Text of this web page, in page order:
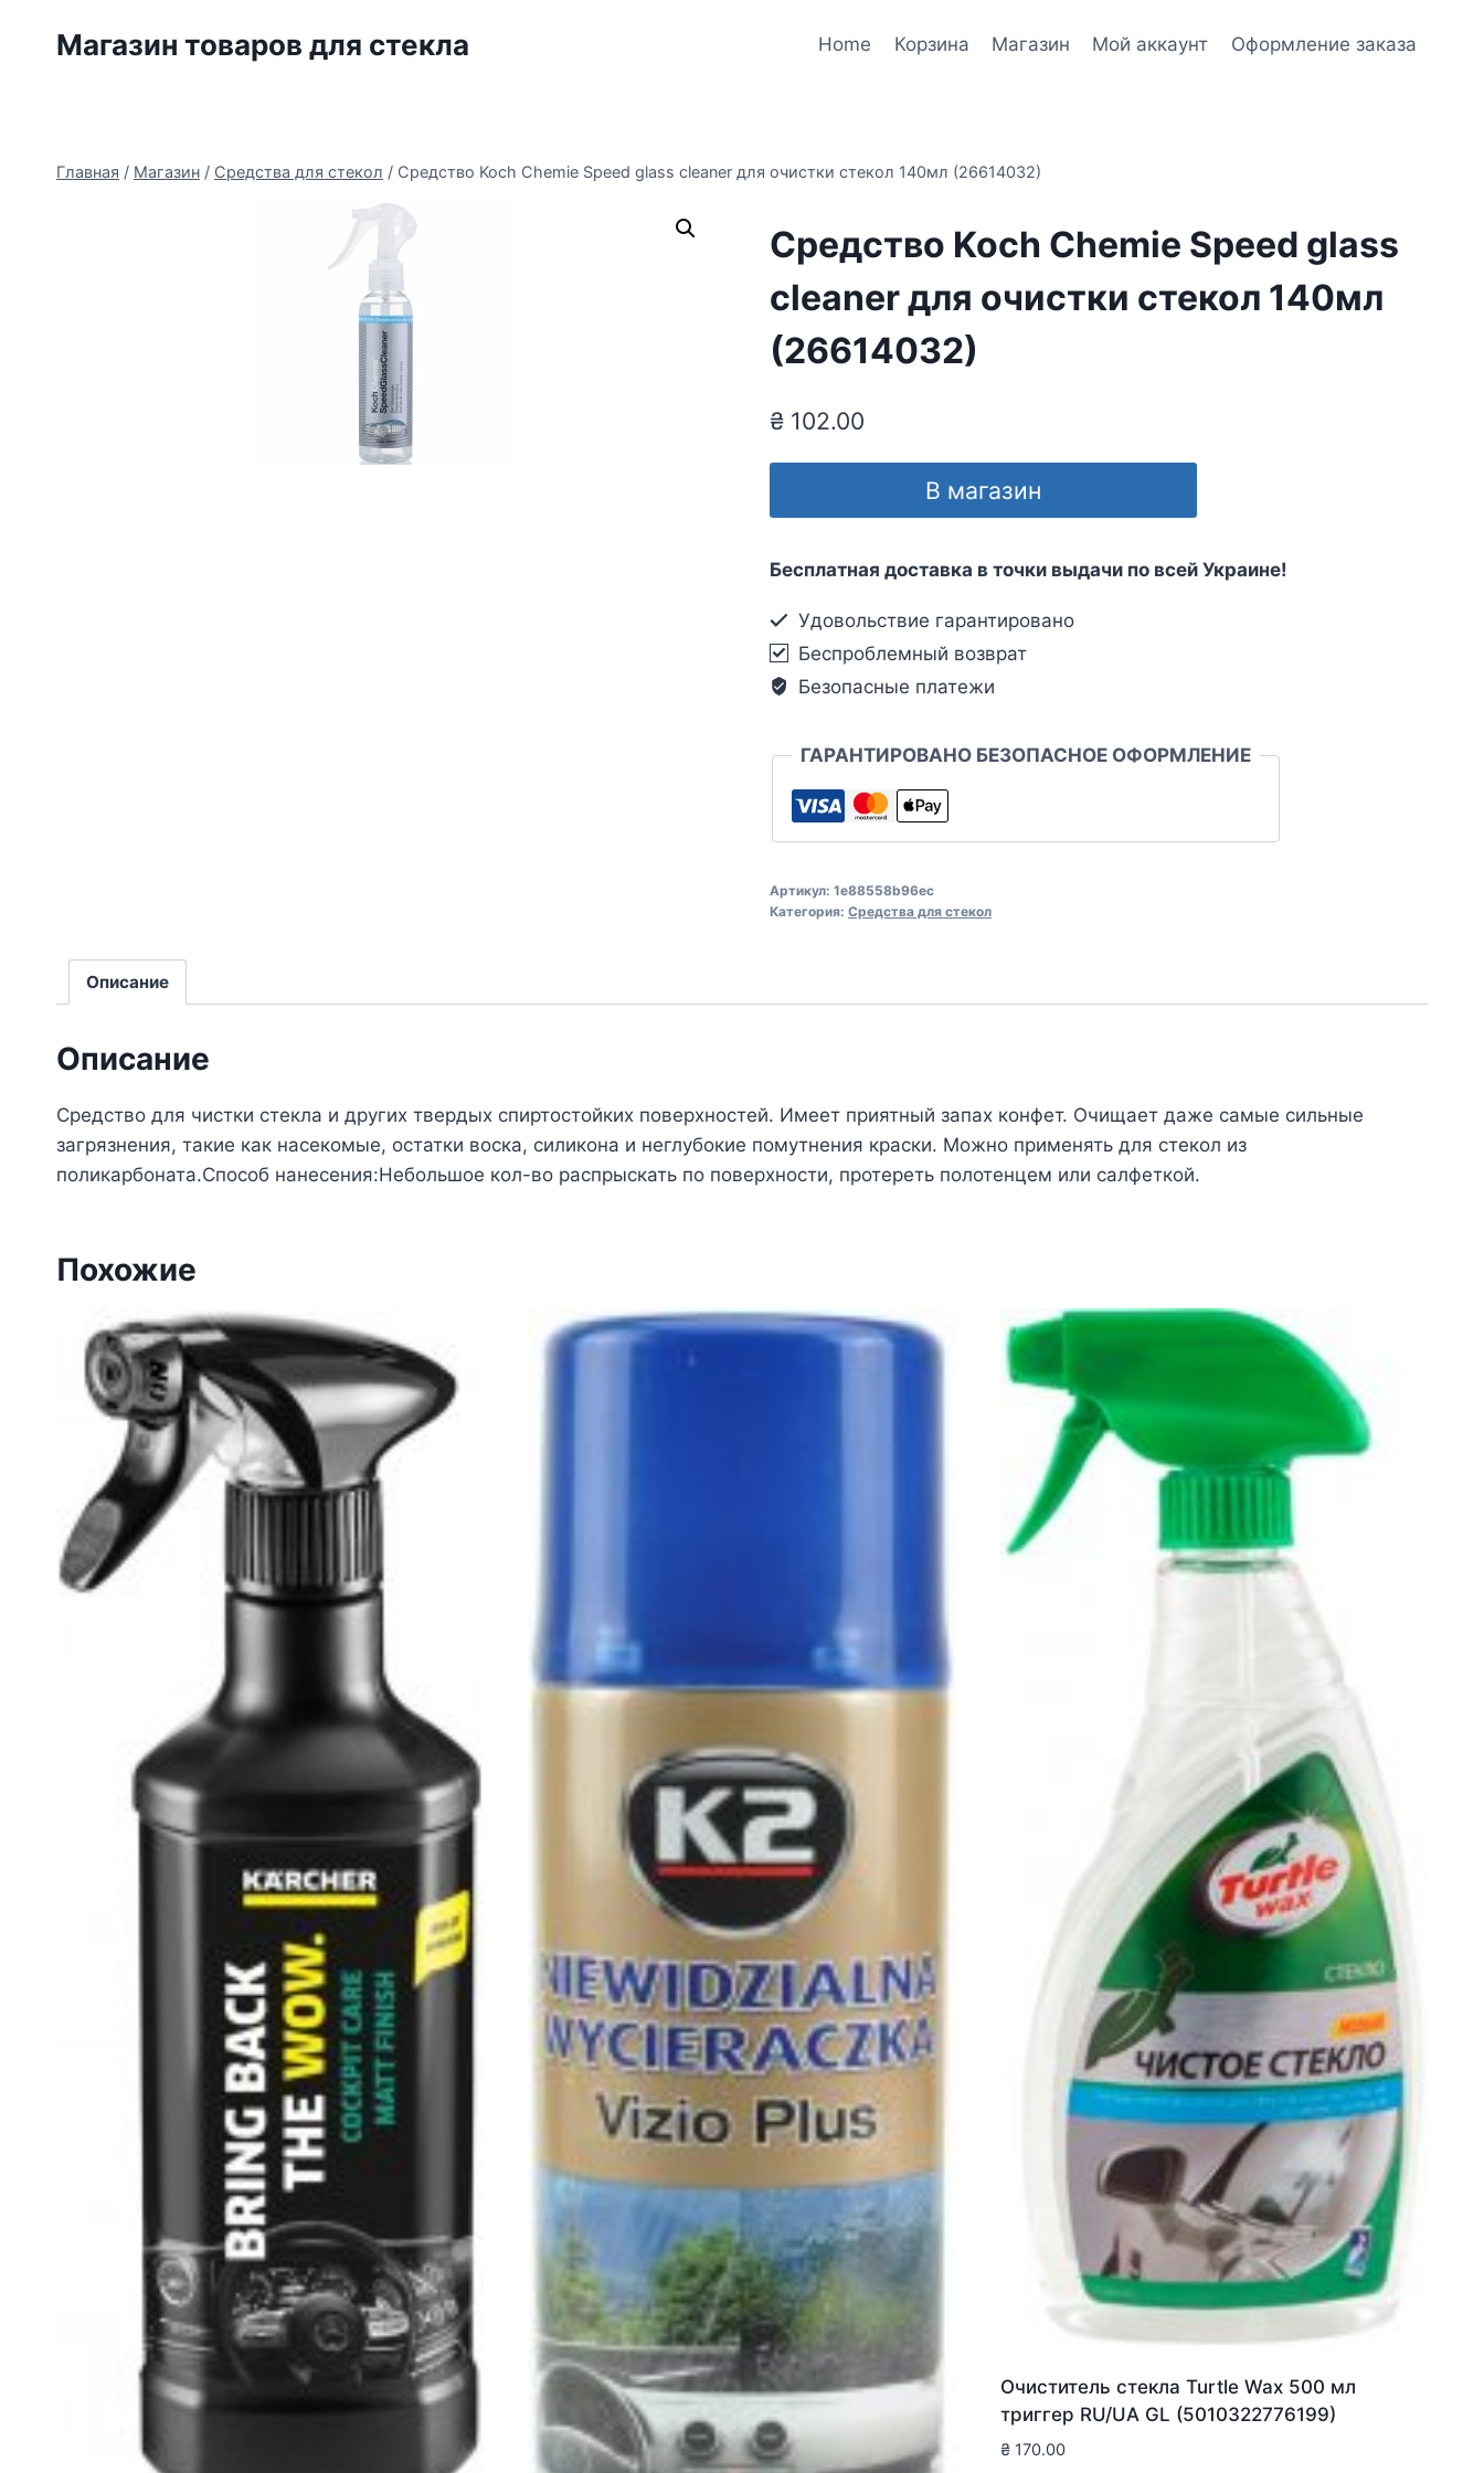
Магазин товаров для стекла Home Корзина Магазин Мой аккаунт Оформление заказа
Главная / Магазин / Средства для стекол / Средство Koch Chemie Speed glass cleaner для очистки стекол 140мл (26614032)
Средство Koch Chemie Speed glass
cleaner для очистки стекол 140мл
(26614032)
₴102.00
В магазин
Бесплатная доставка в точки выдачи по всей Украине!
Удовольствие гарантировано
Беспроблемный возврат
Безопасные платежи
ГАРАНТИРОВАНО БЕЗОПАСНОЕ ОФОРМЛЕНИЕ
Артикул: 1e88558b96ec
Категория: Средства для стекол
Описание
Описание
Средство для чистки стекла и других твердых спиртостойких поверхностей. Имеет приятный запах конфет. Очищает даже самые сильные
загрязнения, такие как насекомые, остатки воска, силикона и неглубокие помутнения краски. Можно применять для стекол из
поликарбоната.Способ нанесения:Небольшое кол-во распрыскать по поверхности, протереть полотенцем или салфеткой.
Похожие
Очиститель стекла Turtle Wax 500 мл
триггер RU/UA GL (5010322776199)
₴170.00